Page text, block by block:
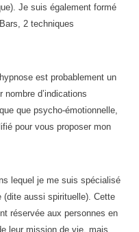
Je suis également formé
2 techniques
est probablement un
d’indications
que psycho-émotionnelle,
pour vous proposer mon
lequel je me suis spécialisé
(dite aussi spirituelle). Cette
réservée aux personnes en
leur mission de vie, mais